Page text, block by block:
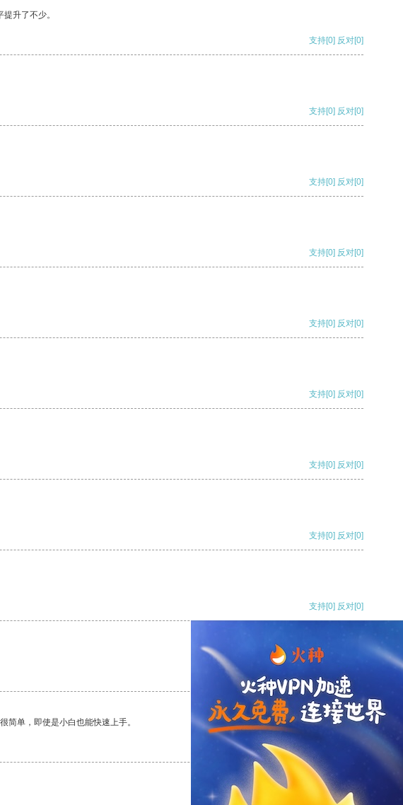
升了不少。
支持[0] 反对[0]
支持[0] 反对[0]
支持[0] 反对[0]
支持[0] 反对[0]
支持[0] 反对[0]
支持[0] 反对[0]
支持[0] 反对[0]
支持[0] 反对[0]
支持[0] 反对[0]
支持 反对
简单，即使是小白也能快速上手。
[0]